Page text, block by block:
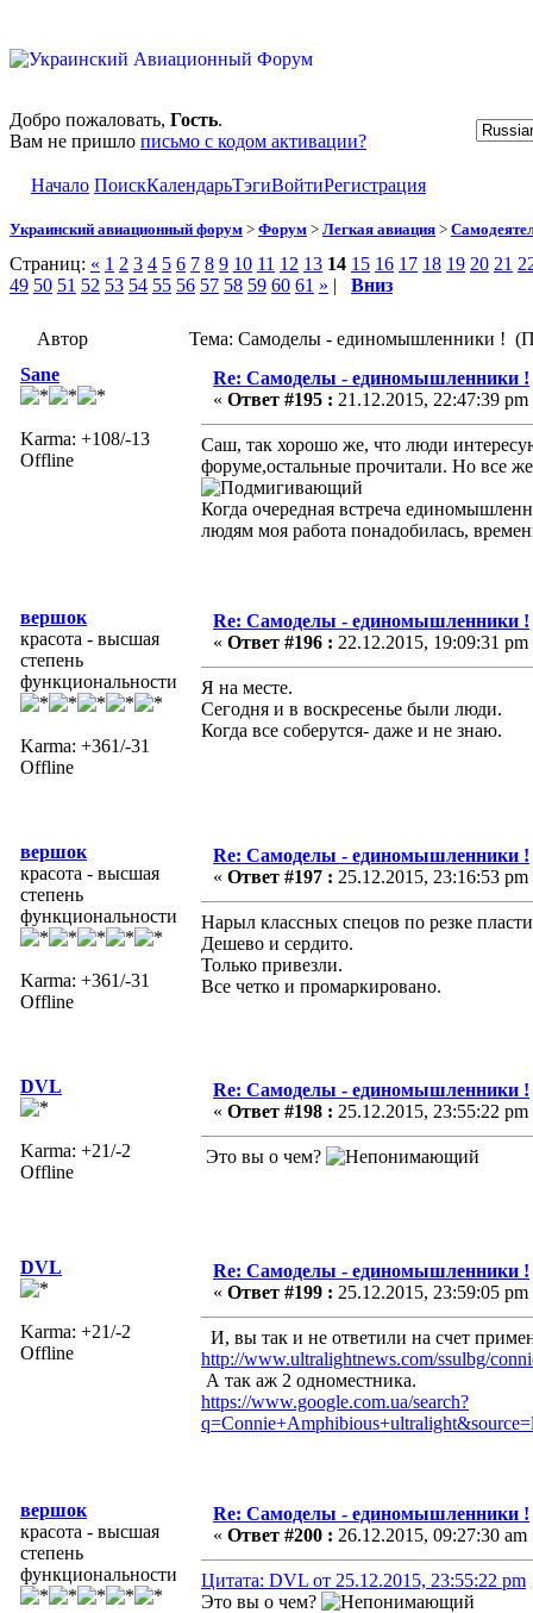
Добро пожаловать, Гость.
Вам не пришло письмо с кодом активации?
Начало ПоискКалендарьТэгиВойтиРегистрация
Украинский авиационный форум > Форум > Легкая авиация >
Страниц: « 1 2 3 4 5 6 7 8 9 10 11 12 13 14 15 16 17 18 19 20 21
49 50 51 52 53 54 55 56 57 58 59 60 61 » | Вниз
Автор
Тема: Самоделы - единомышленники !
Sane
Karma: +108/-13
Offline
Re: Самоделы - единомышленники !
« Ответ #195 : 21.12.2015, 22:47:39 pm
Саш, так хорошо же, что люди
форуме,остальные прочитали. Но все
Когда очередная встреча
людям моя работа понадобилась,
вершок
красота - высшая
степень
функциональности
Karma: +361/-31
Offline
Re: Самоделы - единомышленники !
« Ответ #196 : 22.12.2015, 19:09:31 pm
Я на месте.
Сегодня и в воскресенье были люди.
Когда все соберутся- даже и не знаю.
вершок
красота - высшая
степень
функциональности
Karma: +361/-31
Offline
Re: Самоделы - единомышленники !
« Ответ #197 : 25.12.2015, 23:16:53 pm
Нарыл классных спецов по резке
Дешево и сердито.
Только привезли.
Все четко и промаркировано.
DVL
Karma: +21/-2
Offline
Re: Самоделы - единомышленники !
« Ответ #198 : 25.12.2015, 23:55:22 pm
Это вы о чем?
DVL
Karma: +21/-2
Offline
Re: Самоделы - единомышленники !
« Ответ #199 : 25.12.2015, 23:59:05 pm
И, вы так и не ответили на счет
http://www.ultralightnews.com/ssulbg/
А так аж 2 одноместника.
https://www.google.com.ua/search?
вершок
красота - высшая
степень
функциональности
Re: Самоделы - единомышленники !
« Ответ #200 : 26.12.2015, 09:27:30 am
Цитата: DVL от 25.12.2015, 23:55:22 pm
Это вы о чем?